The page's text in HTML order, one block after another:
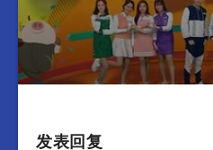
发表回复